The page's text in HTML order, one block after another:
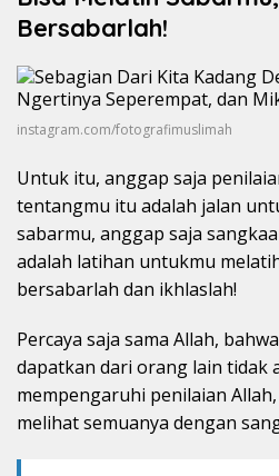
Bersabarlah!
instagram.com/fotografimuslimah
Untuk itu, anggap saja
tentangmu itu adalah jalan
sabarmu, anggap saja
adalah latihan untukmu
bersabarlah dan ikhlaslah!
Percaya saja sama Allah,
dapatkan dari orang lain tidak
mempengaruhi penilaian
melihat semuanya dengan